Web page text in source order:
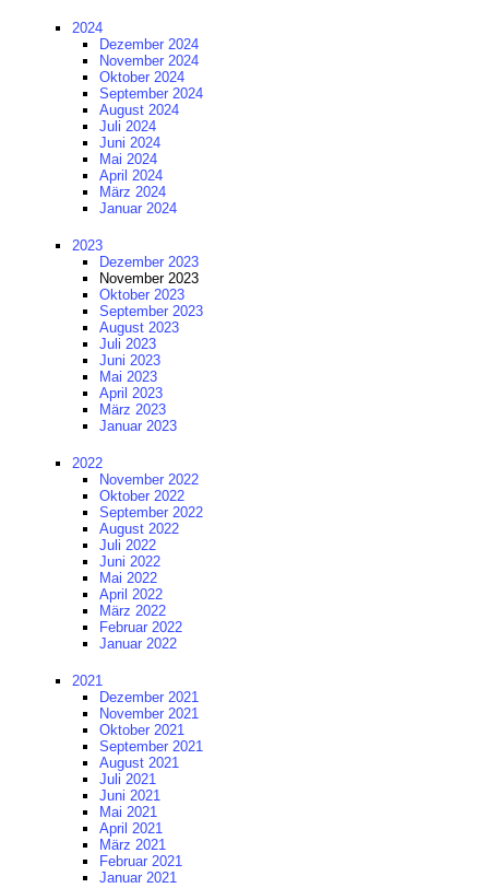
2024
Dezember 2024
November 2024
Oktober 2024
September 2024
August 2024
Juli 2024
Juni 2024
Mai 2024
April 2024
März 2024
Januar 2024
2023
Dezember 2023
November 2023
Oktober 2023
September 2023
August 2023
Juli 2023
Juni 2023
Mai 2023
April 2023
März 2023
Januar 2023
2022
November 2022
Oktober 2022
September 2022
August 2022
Juli 2022
Juni 2022
Mai 2022
April 2022
März 2022
Februar 2022
Januar 2022
2021
Dezember 2021
November 2021
Oktober 2021
September 2021
August 2021
Juli 2021
Juni 2021
Mai 2021
April 2021
März 2021
Februar 2021
Januar 2021